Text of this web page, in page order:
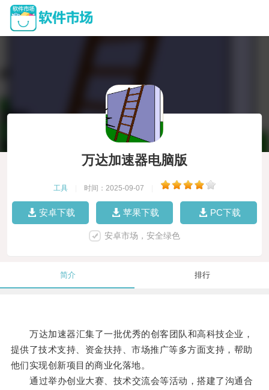
万达加速器电脑版
工具 时间：2025-09-07
安卓下载 苹果下载 PC下载
安卓市场，安全绿色
简介 排行
万达加速器汇集了一批优秀的创客团队和高科技企业，
提供了技术支持、资金扶持、市场推广等多方面支持，帮助
他们实现创新项目的商业化落地。
通过举办创业大赛、技术交流会等活动，搭建了沟通合